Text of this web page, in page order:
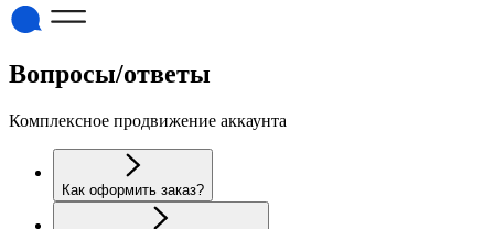
Вопросы/ответы
Комплексное продвижение аккаунта
Как оформить заказ?